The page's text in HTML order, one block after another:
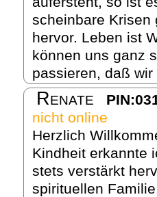
scheinbare Krisen
hervor. Leben ist
können uns ganz
passieren, daß
Renate
nicht online
Herzlich
Kindheit erkannte
stets verstärkt
spirituellen